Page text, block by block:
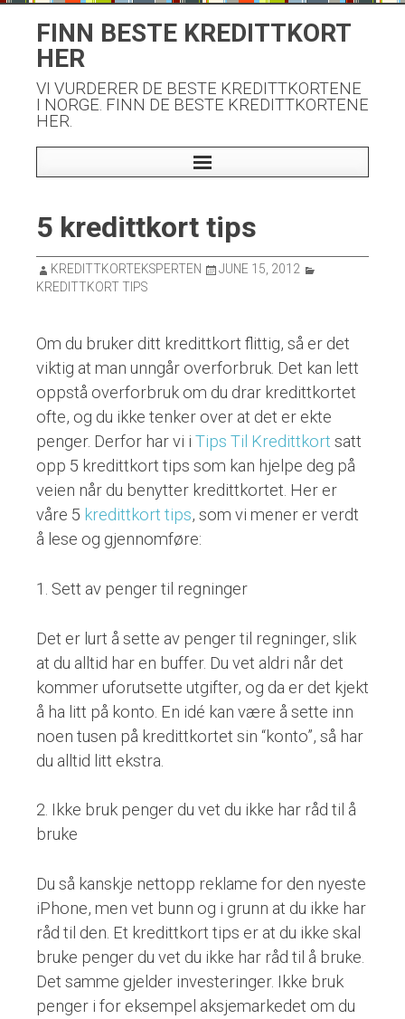
content
FINN BESTE KREDITTKORT
HER
VI VURDERER DE BESTE KREDITTKORTENE
I NORGE. FINN DE BESTE KREDITTKORTENE
HER.
5 kredittkort tips
KREDITTKORTEKSPERTEN
JUNE 15, 2012
KREDITTKORT TIPS
Om du bruker ditt kredittkort flittig, så er det
viktig at man unngår overforbruk. Det kan lett
oppstå overforbruk om du drar kredittkortet
ofte, og du ikke tenker over at det er ekte
penger. Derfor har vi i Tips Til Kredittkort satt
opp 5 kredittkort tips som kan hjelpe deg på
veien når du benytter kredittkortet. Her er
våre 5 kredittkort tips, som vi mener er verdt
å lese og gjennomføre:
1. Sett av penger til regninger
Det er lurt å sette av penger til regninger, slik
at du alltid har en buffer. Du vet aldri når det
kommer uforutsette utgifter, og da er det kjekt
å ha litt på konto. En idé kan være å sette inn
noen tusen på kredittkortet sin “konto”, så har
du alltid litt ekstra.
2. Ikke bruk penger du vet du ikke har råd til å
bruke
Du så kanskje nettopp reklame for den nyeste
iPhone, men vet bunn og i grunn at du ikke har
råd til den. Et kredittkort tips er at du ikke skal
bruke penger du vet du ikke har råd til å bruke.
Det samme gjelder investeringer. Ikke bruk
penger i for eksempel aksjemarkedet om du